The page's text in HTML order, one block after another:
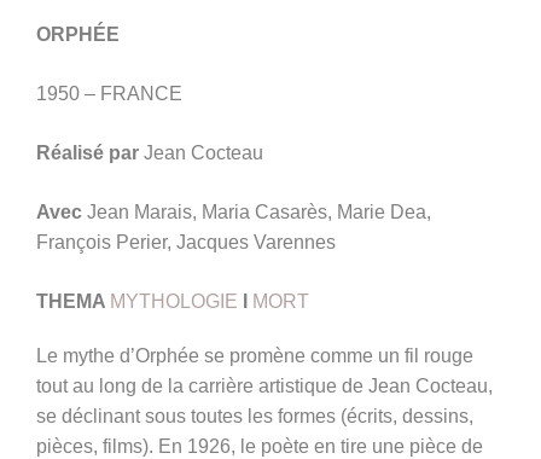
ORPHÉE
1950 – FRANCE
Réalisé par Jean Cocteau
Avec Jean Marais, Maria Casarès, Marie Dea,
François Perier, Jacques Varennes
THEMA MYTHOLOGIE MORT
Le mythe d’Orphée se promène comme un fil rouge
tout au long de la carrière artistique de Jean Cocteau,
se déclinant sous toutes les formes (écrits, dessins,
pièces, films). En 1926, le poète en tire une pièce de